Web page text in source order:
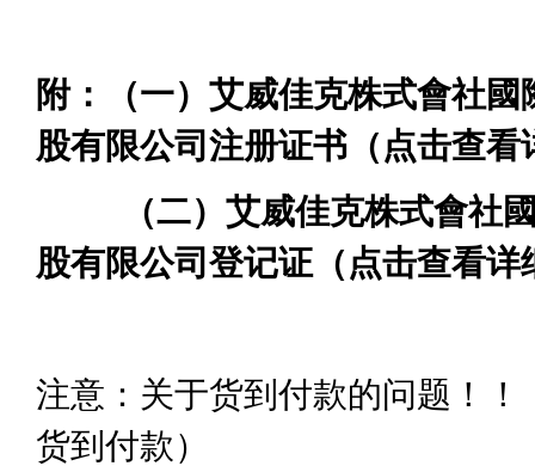
附：
（一）艾威佳克株式會社
股有限公司注册证书（点击查看
（二）艾威佳克株式會社
股有限公司登记证（点击查看详
注意：关于货到付款的问题！！
货到付款）